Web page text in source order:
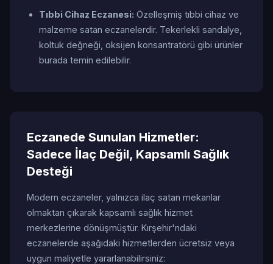
Tıbbi Cihaz Eczanesi: Özelleşmiş tıbbi cihaz ve
malzeme satan eczanelerdir. Tekerlekli sandalye,
koltuk değneği, oksijen konsantratörü gibi ürünler
burada temin edilebilir.
Eczanede Sunulan Hizmetler:
Sadece İlaç Değil, Kapsamlı Sağlık
Desteği
Modern eczaneler, yalnızca ilaç satan mekanlar
olmaktan çıkarak kapsamlı sağlık hizmet
merkezlerine dönüşmüştür. Kırşehir'ndaki
eczanelerde aşağıdaki hizmetlerden ücretsiz veya
uygun maliyetle yararlanabilirsiniz: